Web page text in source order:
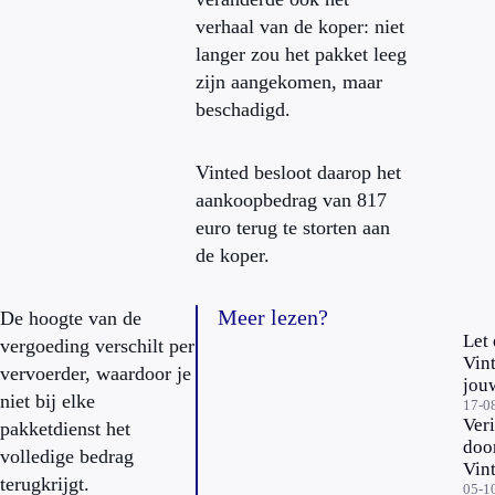
verhaal van de koper: niet
langer zou het pakket leeg
zijn aangekomen, maar
beschadigd.
Vinted besloot daarop het
aankoopbedrag van 817
euro terug te storten aan
de koper.
De hoogte van de
vergoeding verschilt per
vervoerder, waardoor je
niet bij elke
pakketdienst het
volledige bedrag
terugkrijgt.
Meer lezen?
Let
17-
05-